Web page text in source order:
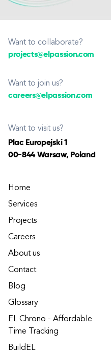
Want to collaborate?
projects@elpassion.com
Want to join us?
careers@elpassion.com
Want to visit us?
Plac Europejski 1
00-844 Warsaw, Poland
Home
Services
Projects
Careers
About us
Contact
Blog
Glossary
EL Chrono - Affordable
Time Tracking
BuildEL